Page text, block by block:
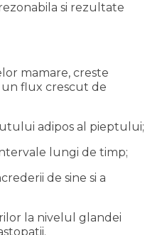
si rezultate
mamare, creste
un flux crescut de
adipos al pieptului;
lungi de timp;
de sine si a
la nivelul glandei